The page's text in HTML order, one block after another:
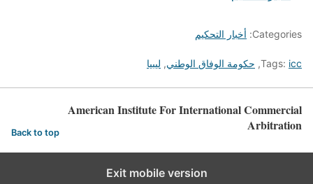
Categories: أخبار التحكيم
Tags: icc
, حكومة الوفاق الوطني, ليبيا
American Institute For International Commercial
Arbitration
Back to top
Exit mobile version